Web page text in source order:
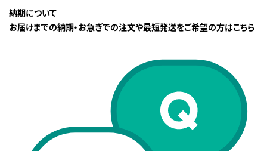
納期について
お届けまでの納期・お急ぎでの注文や最短発送をご希望の方はこちら